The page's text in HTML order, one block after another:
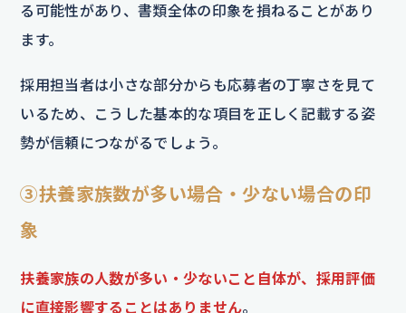
る可能性があり、書類全体の印象を損ねることがあり
ます。
採用担当者は小さな部分からも応募者の丁寧さを見て
いるため、こうした基本的な項目を正しく記載する姿
勢が信頼につながるでしょう。
③扶養家族数が多い場合・少ない場合の印
象
扶養家族の人数が多い・少ないこと自体が、採用評価
に直接影響することはありません。